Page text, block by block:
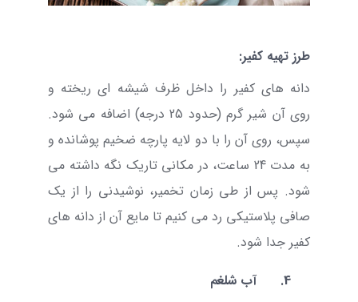
طرز تهیه کفیر:
دانه های کفیر را داخل ظرف شیشه ای ریخته و
روی آن شیر گرم (حدود 25 درجه) اضافه می شود.
سپس، روی آن را با دو لایه پارچه ضخیم پوشانده و
به مدت 24 ساعت، در مکانی تاریک نگه داشته می
شود. پس از طی زمان تخمیر، نوشیدنی را از یک
صافی پلاستیکی رد می کنیم تا مایع آن از دانه های
کفیر جدا شود.
4.
آب شلغم